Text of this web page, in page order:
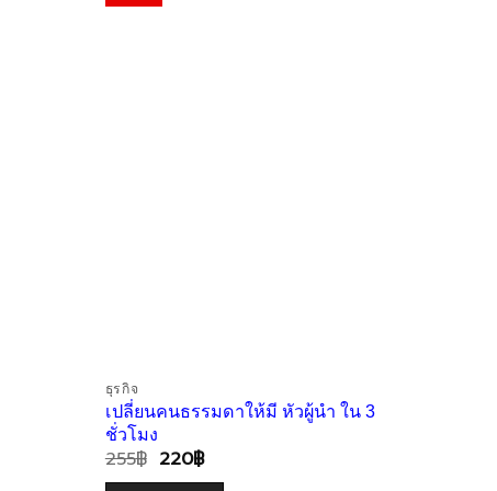
ธุรกิจ
เปลี่ยนคนธรรมดาให้มี หัวผู้นำ ใน 3
ชั่วโมง
255฿ 220฿